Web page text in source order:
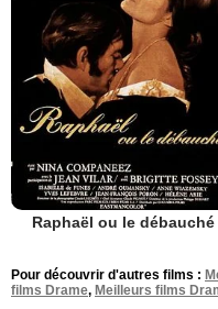
Raphaël ou le débauché
Pour découvrir d'autres films :
films Drame, Meilleurs films